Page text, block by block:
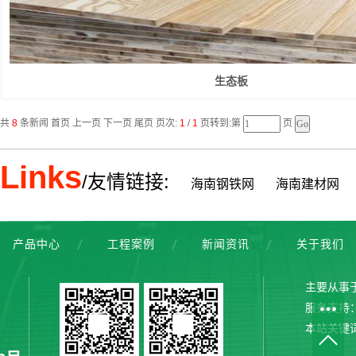
生态板
共 8 条新闻 首页 上一页 下一页 尾页 页次: 1 /1 页转到:第 页
Links/友情链接: 海南钢铁网 海南建材网
产品中心 工程案例 新闻资讯 关于我们
主要从事
服务支持
本站关键